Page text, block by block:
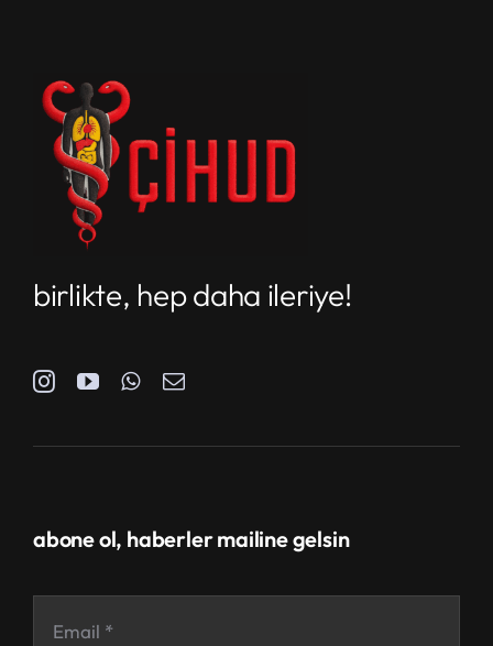
birlikte, hep daha ileriye!
abone ol, haberler mailine gelsin